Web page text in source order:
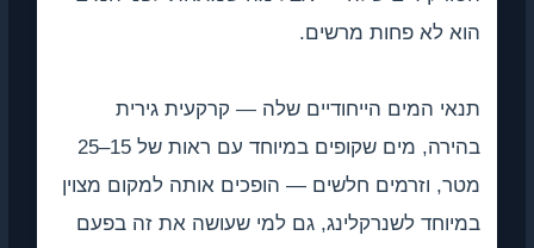
הוא לא פחות מרשים.
תנאי המים הייחודיים שלה — קרקעית גירית
בהירה, מים שקופים במיוחד עם ראות של 15–25
מטר, וזרמים חלשים — הופכים אותה למקום מצוין
במיוחד לשנרקלינג, גם למי שעושה את זה בפעם